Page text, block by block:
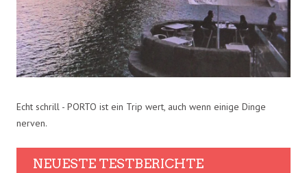
Echt schrill - PORTO ist ein Trip wert, auch wenn einige Dinge
nerven.
NEUESTE TESTBERICHTE